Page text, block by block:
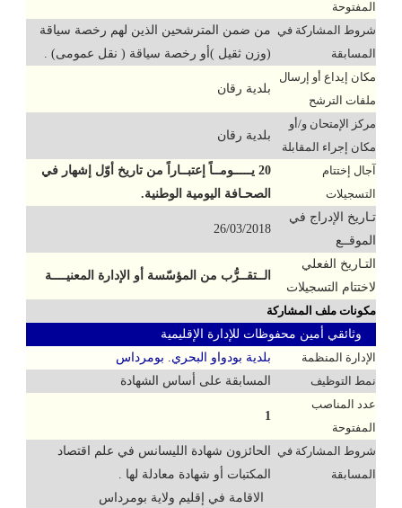
المفتوحة
شروط المشاركة في
المسابقة
من ضمن المترشحين الذين لهم رخصة سياقة
(وزن ثقيل )أو رخصة سياقة ( نقل عمومى) .
مكان إيداع أو إرسال
ملفات الترشح
بلدية رقان
مركز الإمتحان و/أو
مكان إجراء المقابلة
بلدية رقان
آجال إختتام
التسجيلات
20 يـــــومــاً إعتبــاراً من تاريخ أوّل إشهار في
الصحـافة اليومية الوطنية.
تـاريخ الإدراج في
الموقــع
26/03/2018
التـاريخ الفعلي
لاختتام التسجيلات
الــتقــرُّب من المؤسّسة أو الإدارة المعنيــــة
مكونات ملف المشاركة
وثائقي أمين محفوظات للإدارة الإقليمية
الإدارة المنظمة
بلدية بودواو البحري. بومرداس
نمط التوظيف
المسابقة على أساس الشهادة
عدد المناصب
المفتوحة
1
شروط المشاركة في
المسابقة
الحائزون شهادة الليسانس في علم اقتصاد
المكتبات أو شهادة معادلة لها .
الاقامة في إقليم ولاية بومرداس